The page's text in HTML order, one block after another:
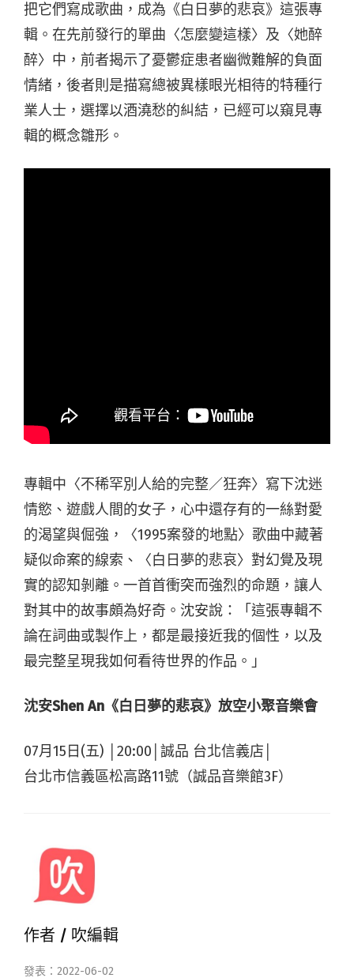
把它們寫成歌曲，成為《白日夢的悲哀》這張專
輯。在先前發行的單曲〈怎麼變這樣〉及〈她醉
醉〉中，前者揭示了憂鬱症患者幽微難解的負面
情緒，後者則是描寫總被異樣眼光相待的特種行
業人士，選擇以酒澆愁的糾結，已經可以窺見專
輯的概念雛形。
專輯中〈不稀罕別人給的完整／狂奔〉寫下沈迷
情慾、遊戲人間的女子，心中還存有的一絲對愛
的渴望與倔強，〈1995案發的地點〉歌曲中藏著
疑似命案的線索、〈白日夢的悲哀〉對幻覺及現
實的認知剝離。一首首衝突而強烈的命題，讓人
對其中的故事頗為好奇。沈安說：「這張專輯不
論在詞曲或製作上，都是最接近我的個性，以及
最完整呈現我如何看待世界的作品。」
沈安Shen An《白日夢的悲哀》放空小聚音樂會
07月15日(五) │20:00│誠品 台北信義店│
台北市信義區松高路11號（誠品音樂館3F）
作者 / 吹編輯
發表：2022-06-02